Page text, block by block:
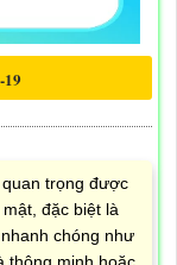
quan trọng được
đặc biệt là
chóng như